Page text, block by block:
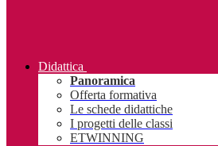
Didattica
Panoramica
Offerta formativa
Le schede didattiche
I progetti delle classi
ETWINNING